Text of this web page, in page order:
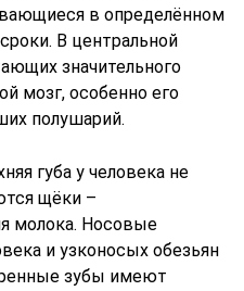
в определённом
В центральной
значительного
мозг, особенно его
полушарий.
губа у человека не
щёки –
молока. Носовые
и узконосых обезьян
зубы имеют